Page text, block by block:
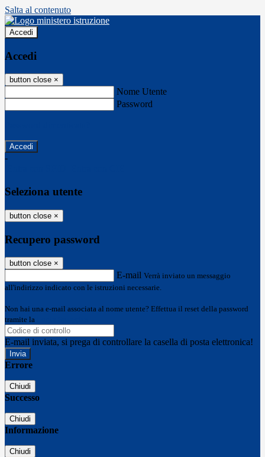
Salta al contenuto
Accedi
Accedi
button close ×
Nome Utente
Password
-
Seleziona utente
button close ×
Recupero password
button close ×
E-mail Verrà inviato un messaggio
all'indirizzo indicato con le istruzioni necessarie.
Non hai una e-mail associata al nome utente? Effettua il reset della password
tramite la
E-mail inviata, si prega di controllare la casella di posta elettronica!
Errore
Chiudi
Successo
Chiudi
Informazione
Chiudi